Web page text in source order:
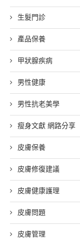
生髮門診
產品保養
甲狀腺疾病
男性健康
男性抗老美學
瘦身文獻 網路分享
皮膚保養
皮膚修復建議
皮膚健康護理
皮膚問題
皮膚管理